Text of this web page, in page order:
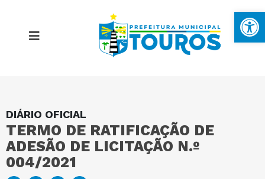
DIÁRIO OFICIAL
TERMO DE RATIFICAÇÃO DE
ADESÃO DE LICITAÇÃO N.º
004/2021
MAPA DO SITE
PORTAL DA TRANSPARÊNCIA